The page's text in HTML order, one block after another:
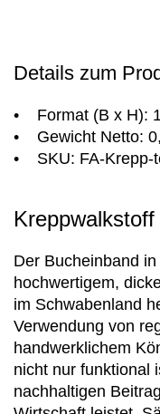
Details zum
• Format (B x H):
• Gewicht Netto:
• SKU: FA-Krepp-
Kreppwalkstoff
Der Bucheinband
hochwertigem,
im Schwabenland
Verwendung von
handwerklichem
nicht nur funktional
nachhaltigen